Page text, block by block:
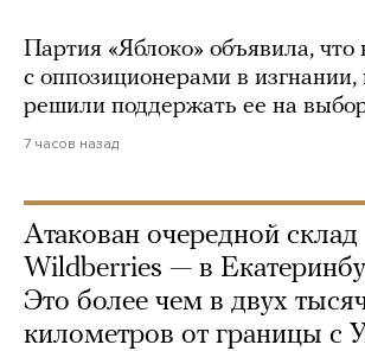
Партия «Яблоко» объявила, что
с оппозиционерами в изгнании,
решили поддержать ее на
7 часов назад
Атакован очередной склад
Wildberries — в
Это более чем в двух
километров от границы с